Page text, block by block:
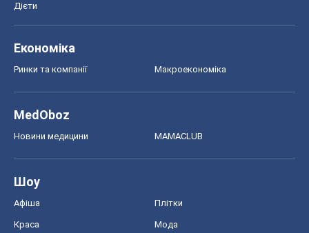
Дієти
Економіка
Ринки та компанії Макроекономіка
MedOboz
Новини медицини MAMACLUB
Шоу
Афіша Плітки
Краса Мода